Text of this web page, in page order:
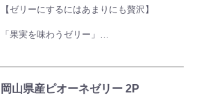
【ゼリーにするにはあまりにも贅沢】
「果実を味わうゼリー」
物そのものの風味が生きています。
岡山県産ピオーネゼリー 2P